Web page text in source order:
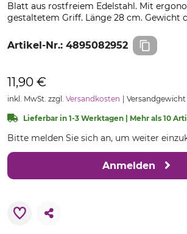
Blatt aus rostfreiem Edelstahl. Mit
gestaltetem Griff. Länge 28 cm. Gewicht
Artikel-Nr.: 4895082952
11,90 €
inkl. MwSt. zzgl. Versandkosten Versandgewicht
Lieferbar in 1-3 Werktagen | Mehr als 10
Bitte melden Sie sich an, um weiter
Anmelden